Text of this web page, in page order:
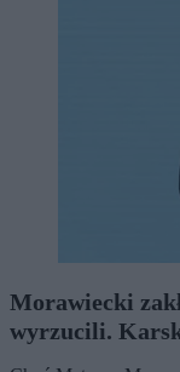
Morawiecki
wyrzucili.